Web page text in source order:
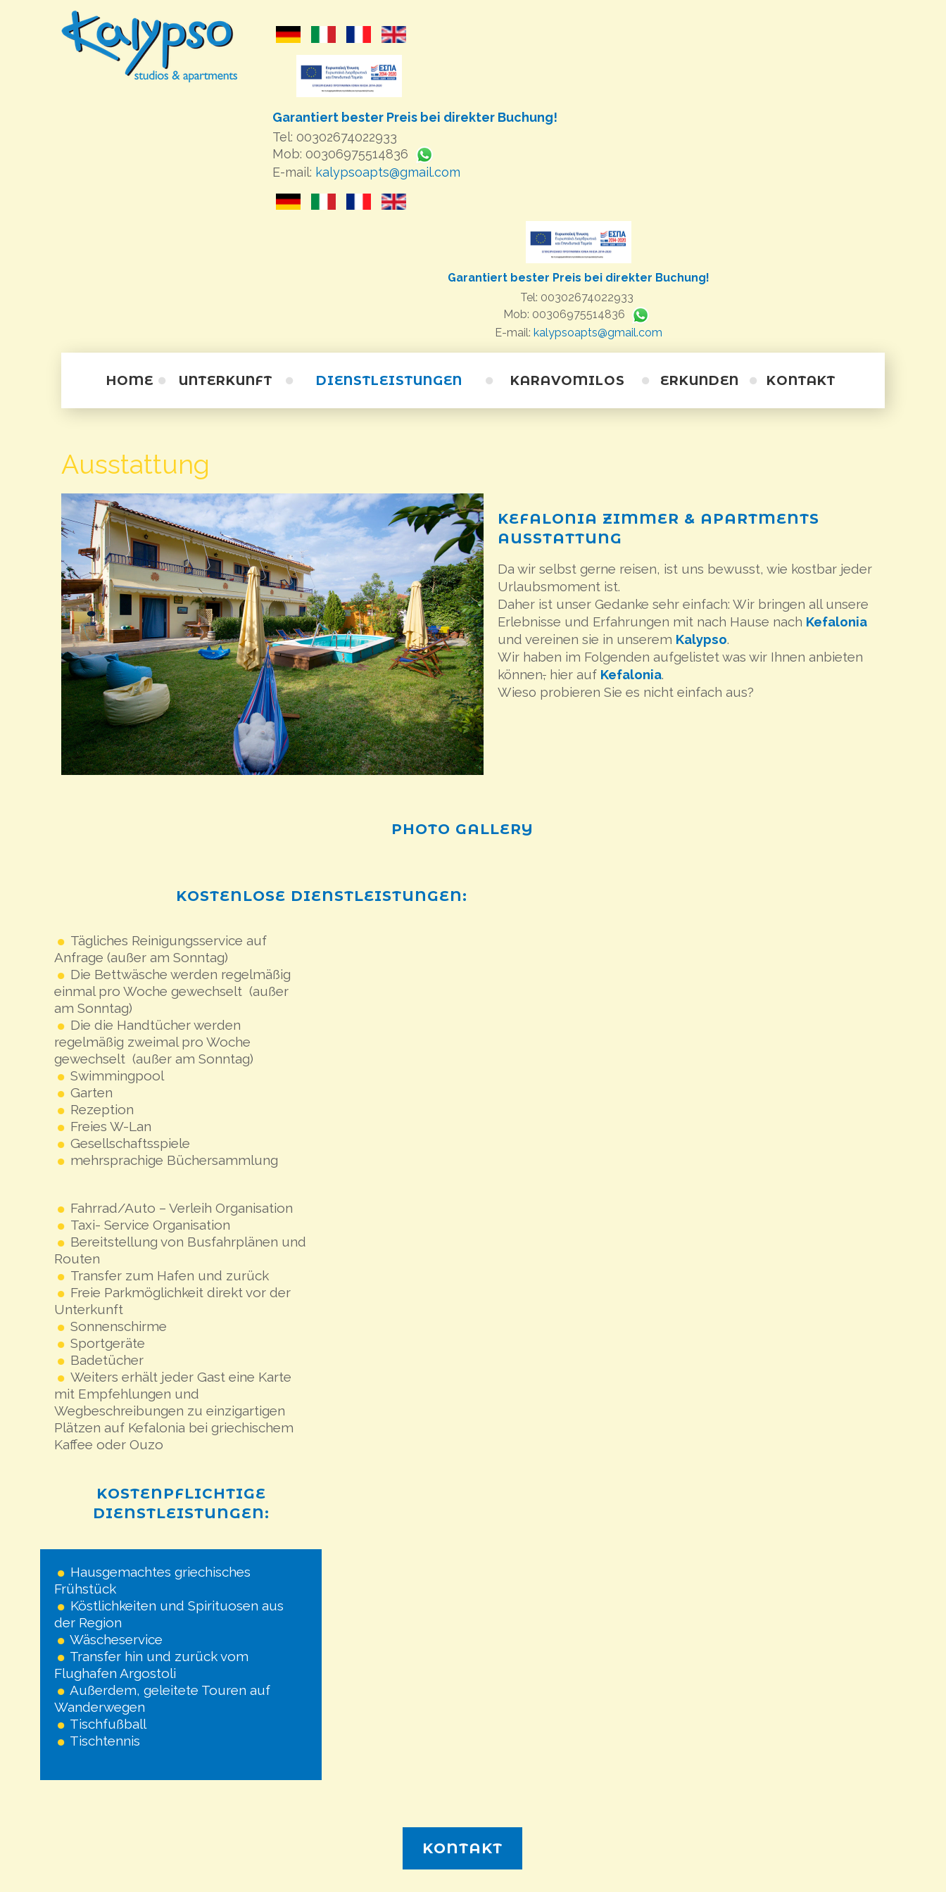
Garantiert bester Preis bei direkter Buchung!
Tel: 00302674022933
Mob: 00306975514836
E-mail: kalypsoapts@gmail.com
Garantiert bester Preis bei direkter Buchung!
Tel: 00302674022933
Mob: 00306975514836
E-mail: kalypsoapts@gmail.com
HOME UNTERKUNFT
Apartamentini
DIENSTLEISTUNGEN KARAVOMILOS
Saristra Festival
ERKUNDEN
Weintour
KONTAKT
Ausstattung
KEFALONIA ZIMMER & APARTMENTS
AUSSTATTUNG
Da wir selbst gerne reisen, ist uns bewusst, wie kostbar jeder
Urlaubsmoment ist.
Daher ist unser Gedanke sehr einfach: Wir bringen all unsere
Erlebnisse und Erfahrungen mit nach Hause nach Kefalonia
und vereinen sie in unserem Kalypso.
Wir haben im Folgenden aufgelistet was wir Ihnen anbieten
können, hier auf Kefalonia.
Wieso probieren Sie es nicht einfach aus?
PHOTO GALLERY
KOSTENLOSE DIENSTLEISTUNGEN:
Tägliches Reinigungsservice auf
Anfrage (außer am Sonntag)
Die Bettwäsche werden regelmäßig
einmal pro Woche gewechselt (außer
am Sonntag)
Die die Handtücher werden
regelmäßig zweimal pro Woche
gewechselt (außer am Sonntag)
Swimmingpool
Garten
Rezeption
Freies W-Lan
Gesellschaftsspiele
mehrsprachige Büchersammlung
Fahrrad/Auto – Verleih Organisation
Taxi- Service Organisation
Bereitstellung von Busfahrplänen und
Routen
Transfer zum Hafen und zurück
Freie Parkmöglichkeit direkt vor der
Unterkunft
Sonnenschirme
Sportgeräte
Badetücher
Weiters erhält jeder Gast eine Karte
mit Empfehlungen und
Wegbeschreibungen zu einzigartigen
Plätzen auf Kefalonia bei griechischem
Kaffee oder Ouzo
KOSTENPFLICHTIGE
DIENSTLEISTUNGEN:
Hausgemachtes griechisches
Frühstück
Köstlichkeiten und Spirituosen aus
der Region
Wäscheservice
Transfer hin und zurück vom
Flughafen Argostoli
Außerdem, geleitete Touren auf
Wanderwegen
Tischfußball
Tischtennis
KONTAKT